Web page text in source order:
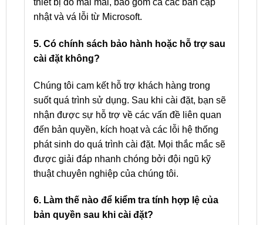
thiết bị đó mãi mãi, bao gồm cả các bản cập
nhật và vá lỗi từ Microsoft.
5. Có chính sách bảo hành hoặc hỗ trợ sau
cài đặt không?
Chúng tôi cam kết hỗ trợ khách hàng trong
suốt quá trình sử dụng. Sau khi cài đặt, bạn sẽ
nhận được sự hỗ trợ về các vấn đề liên quan
đến bản quyền, kích hoạt và các lỗi hệ thống
phát sinh do quá trình cài đặt. Mọi thắc mắc sẽ
được giải đáp nhanh chóng bởi đội ngũ kỹ
thuật chuyên nghiệp của chúng tôi.
6. Làm thế nào để kiểm tra tính hợp lệ của
bản quyền sau khi cài đặt?